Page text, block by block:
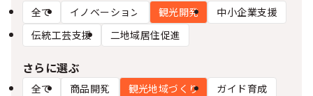
全て イノベーション 観光開発
中小企業支援
伝統工芸支援
二地域居住促進
さらに選ぶ
全て 商品開発 観光地域づくり ガイド育成